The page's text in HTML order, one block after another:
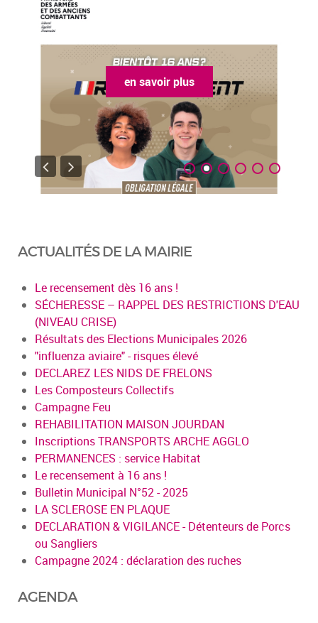
en savoir plus
ACTUALITÉS DE LA MAIRIE
Le recensement dès 16 ans !
SÉCHERESSE – RAPPEL DES RESTRICTIONS D'EAU
(NIVEAU CRISE)
Résultats des Elections Municipales 2026
"influenza aviaire" - risques élevé
DECLAREZ LES NIDS DE FRELONS
Les Composteurs Collectifs
Campagne Feu
REHABILITATION MAISON JOURDAN
Inscriptions TRANSPORTS ARCHE AGGLO
PERMANENCES : service Habitat
Le recensement à 16 ans !
Bulletin Municipal N°52 - 2025
LA SCLEROSE EN PLAQUE
DECLARATION & VIGILANCE - Détenteurs de Porcs
ou Sangliers
Campagne 2024 : déclaration des ruches
AGENDA